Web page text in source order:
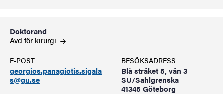
Doktorand
Avd förkirurgi
E-POST
georgios.panagiotis.sigala
s@gu.se
BESÖKSADRESS
Blå stråket 5, vån 3
SU/Sahlgrenska
41345 Göteborg